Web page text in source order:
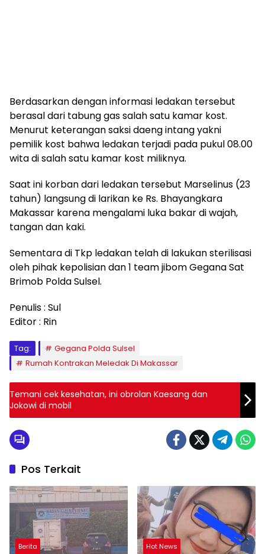
Berdasarkan dengan informasi ledakan tersebut
berasal dari tabung gas salah satu kamar kost.
Menurut keterangan saksi daeng intang yakni
pemilik kost bahwa ledakan terjadi pada pukul 08.00
wita di salah satu kamar kost miliknya.
Saat ini korban dari ledakan tersebut Marselinus (23
tahun) langsung di larikan ke Rs. Bhayangkara
Makassar karena mengalami luka bakar di wajah,
tangan dan kaki.
Sementara di Tkp ledakan telah di lakukan sterilisasi
oleh pihak kepolisian dan 1 team jibom Gegana Sat
Brimob Polda Sulsel.
Penulis : Sul
Editor : Rin
Tag:
Gegana Polda Sulsel
Rumah Kontrakan Meledak Di Makassar
Temani cek kesehatan, ini obrolan Kaesang dan
Jokowi di mobil
Pos Terkait
Berita Hot News